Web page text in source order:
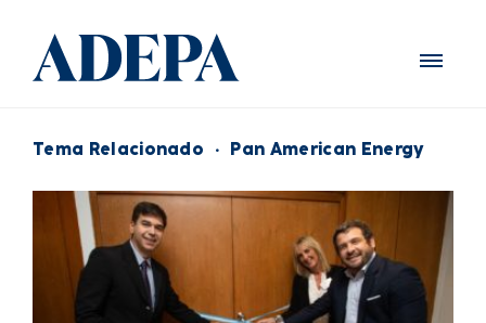
Tema Relacionado · Pan American Energy